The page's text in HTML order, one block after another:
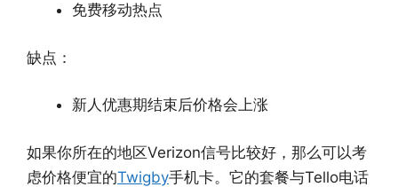
免费移动热点
缺点：
新人优惠期结束后价格会上涨
如果你所在的地区Verizon信号比较好，那么可以考
虑价格便宜的Twigby手机卡。它的套餐与Tello电话